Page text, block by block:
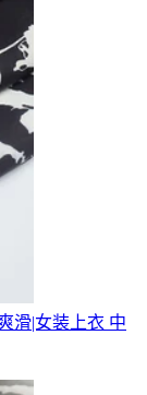
滑|女装上衣 中